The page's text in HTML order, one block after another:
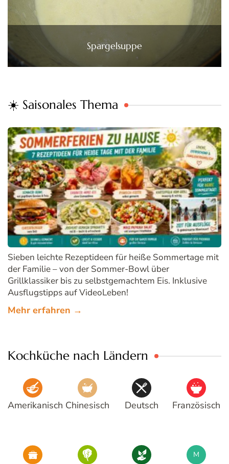
Spargelsuppe
☀️ Saisonales Thema
Sieben leichte Rezeptideen für heiße Sommertage mit
der Familie – von der Sommer-Bowl über
Grillklassiker bis zu selbstgemachtem Eis. Inklusive
Ausflugstipps auf VideoLeben!
Mehr erfahren →
Kochküche nach Ländern
Amerikanisch Chinesisch Deutsch Französisch
M